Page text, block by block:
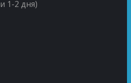
1-2 дня)